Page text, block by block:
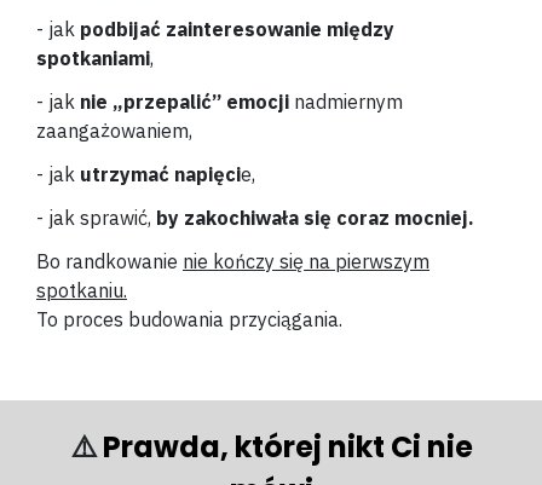
- jak podbijać zainteresowanie między
spotkaniami,
- jak nie „przepalić” emocji nadmiernym
zaangażowaniem,
- jak utrzymać napięcie,
- jak sprawić, by zakochiwała się coraz mocniej.
Bo randkowanie nie kończy się na pierwszym
spotkaniu.
To proces budowania przyciągania.
⚠️Prawda, której nikt Ci nie